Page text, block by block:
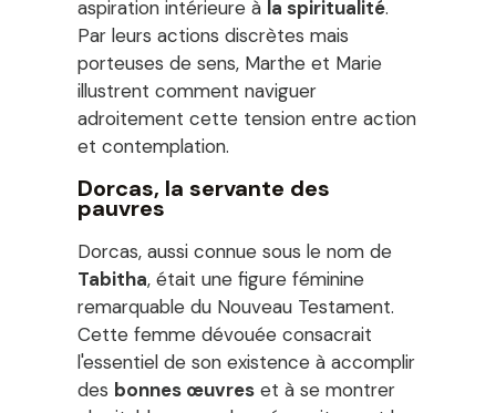
aspiration intérieure à la spiritualité.
Par leurs actions discrètes mais
porteuses de sens, Marthe et Marie
illustrent comment naviguer
adroitement cette tension entre action
et contemplation.
Dorcas, la servante des
pauvres
Dorcas, aussi connue sous le nom de
Tabitha, était une figure féminine
remarquable du Nouveau Testament.
Cette femme dévouée consacrait
l'essentiel de son existence à accomplir
des bonnes œuvres et à se montrer